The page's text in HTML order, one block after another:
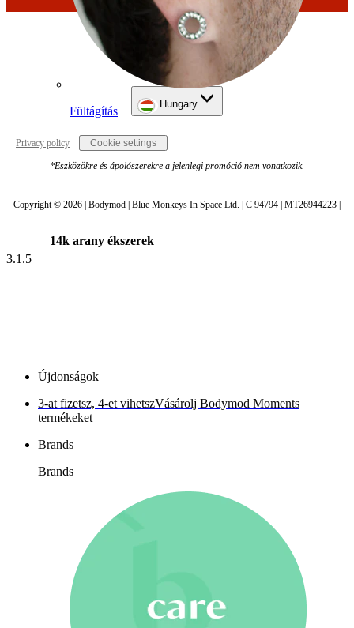
Fültágítás
14k arany ékszerek
Újdonságok
3-at fizetsz, 4-et vihetszVásárolj Bodymod Moments
termékeket
Brands
Brands
Hungary
Privacy policy Cookie settings
*Eszközökre és ápolószerekre a jelenlegi promóció nem vonatkozik.
Copyright © 2026 | Bodymod | Blue Monkeys In Space Ltd. | C 94794 | MT26944223 |
3.1.5